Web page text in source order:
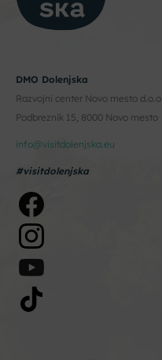
DMO Dolenjska
Razvojni center Novo mesto d.o.o.
Podbreznik 15, 8000 Novo mesto
info@visitdolenjska.eu
#visitdolenjska